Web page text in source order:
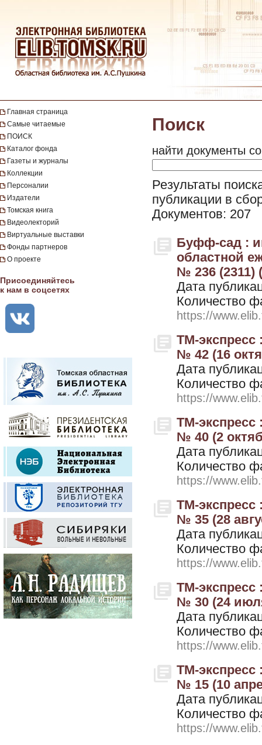
Главная страница
Самые читаемые
ПОИСК
Каталог фонда
Газеты и журналы
Коллекции
Персоналии
Издатели
Томская книга
Видеолекторий
Виртуальные выставки
Фонды партнеров
О проекте
Присоединяйтесь
к нам в соцсетях
Поиск
найти документы
Результаты
публикации в
Документов: 207
Буфф-сад :
областной
№ 236 (2311)
Дата
Количество
https://
ТМ-экспресс
№ 42 (16
Дата
Количество
https://
ТМ-экспресс
№ 40 (2
Дата
Количество
https://
ТМ-экспресс
№ 35 (28
Дата
Количество
https://
ТМ-экспресс
№ 30 (24
Дата
Количество
https://
ТМ-экспресс
№ 15 (10
Дата
Количество
https://